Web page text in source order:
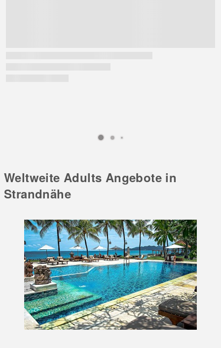
Weltweite Adults Angebote in
Strandnähe